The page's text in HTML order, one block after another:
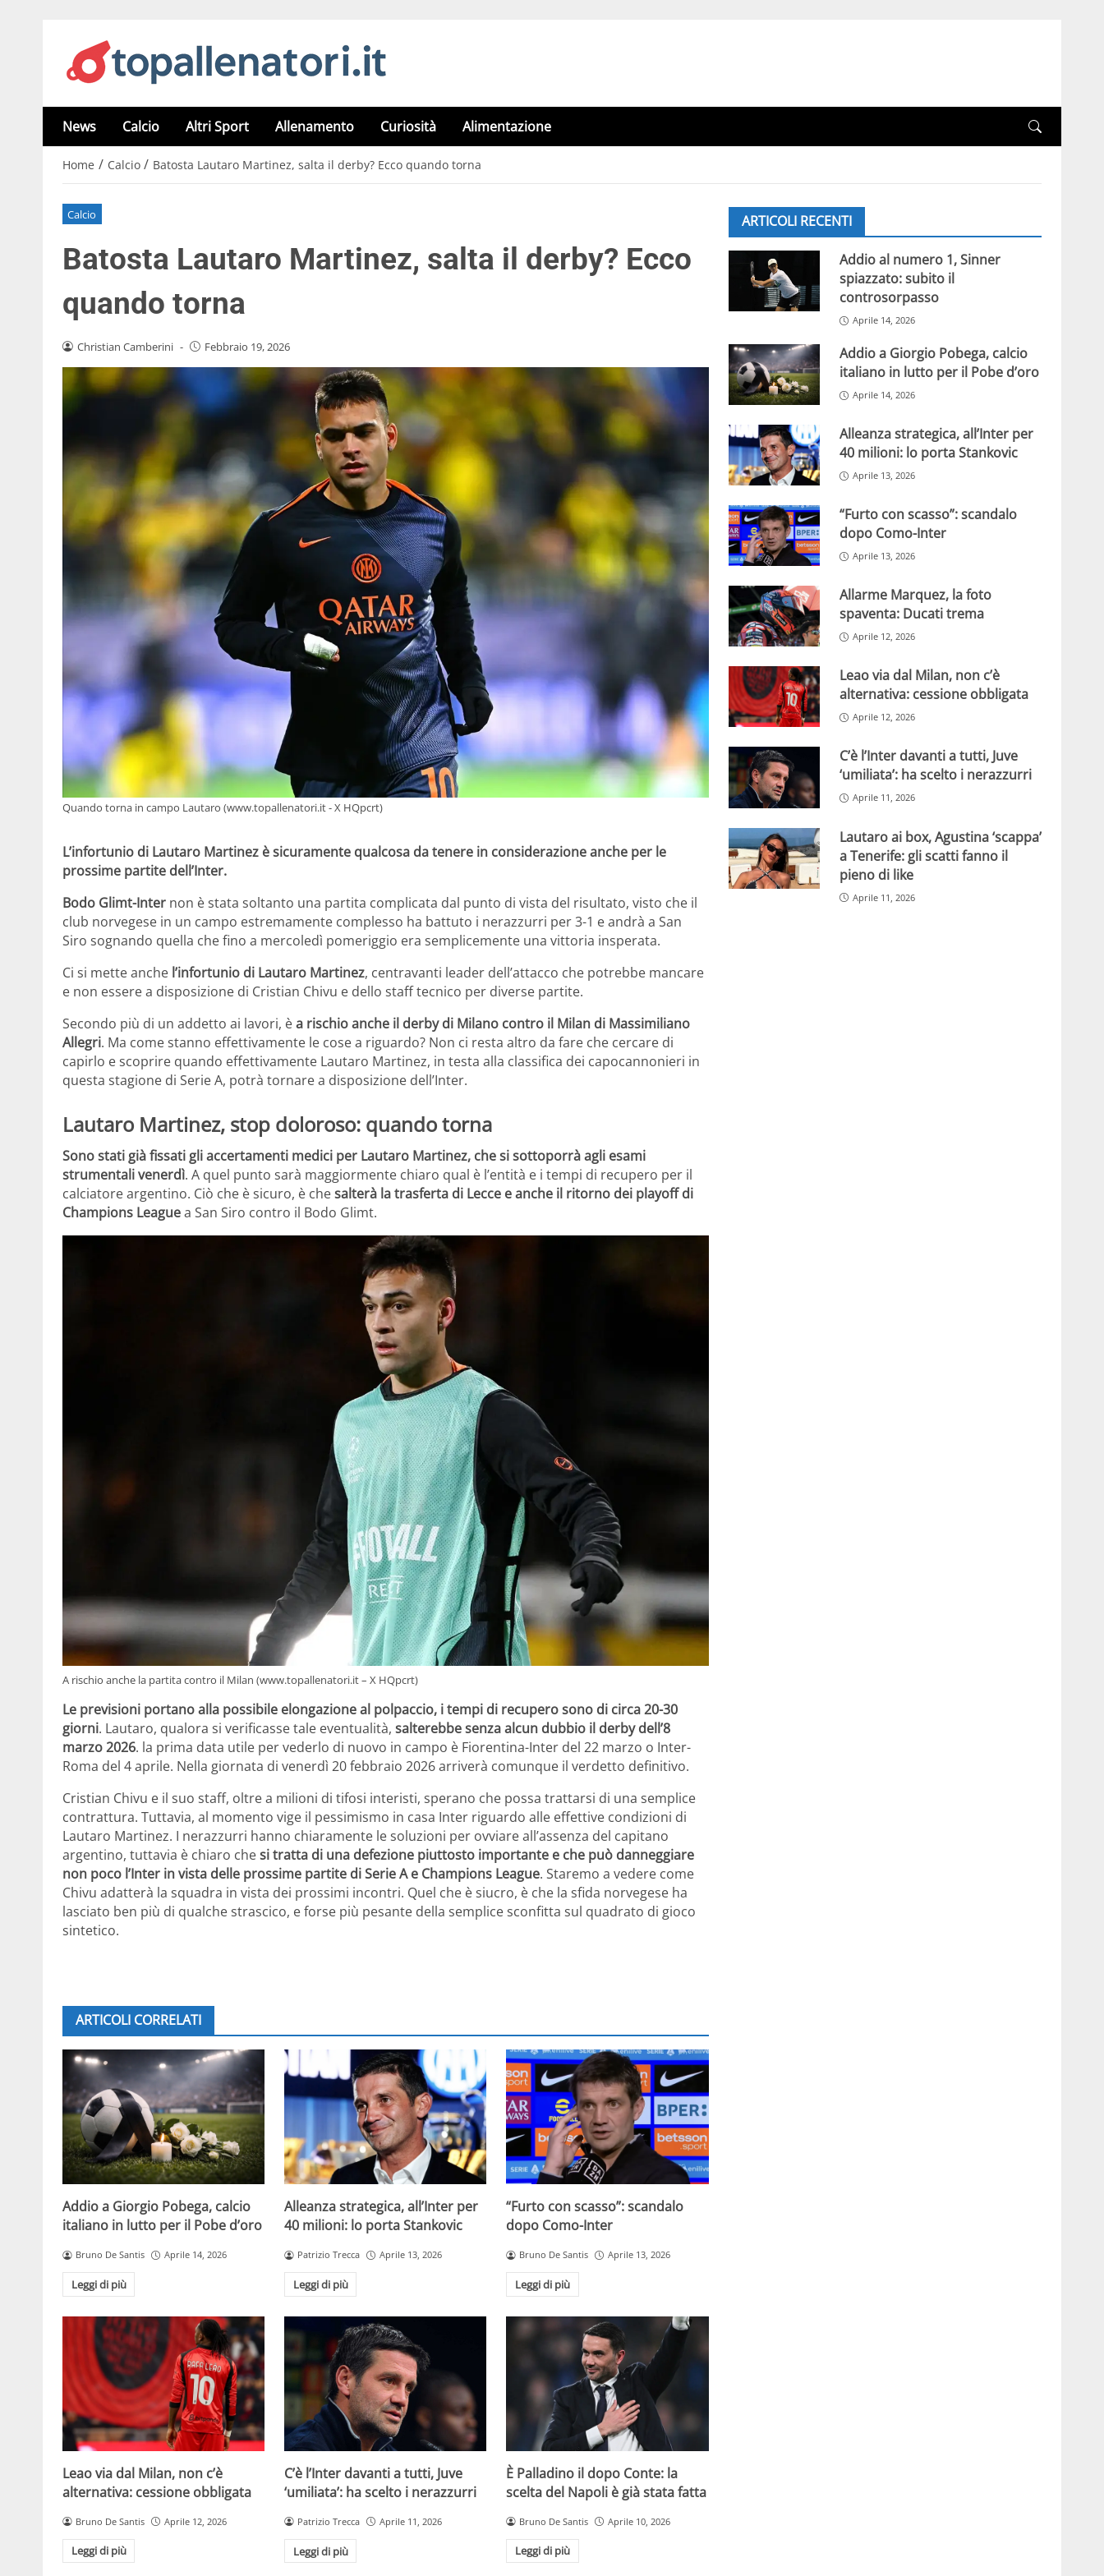
News Calcio Altri Sport Allenamento Curiosità Alimentazione
Home / Calcio / Batosta Lautaro Martinez, salta il derby? Ecco quando torna
Calcio
Batosta Lautaro Martinez, salta il derby? Ecco
quando torna
Christian Camberini - Febbraio 19, 2026
Quando torna in campo Lautaro (www.topallenatori.it - X HQpcrt)
L’infortunio di Lautaro Martinez è sicuramente qualcosa da tenere in considerazione anche per le
prossime partite dell’Inter.
Bodo Glimt-Inter non è stata soltanto una partita complicata dal punto di vista del risultato, visto che il
club norvegese in un campo estremamente complesso ha battuto i nerazzurri per 3-1 e andrà a San
Siro sognando quella che fino a mercoledì pomeriggio era semplicemente una vittoria insperata.
Ci si mette anche l’infortunio di Lautaro Martinez, centravanti leader dell’attacco che potrebbe mancare
e non essere a disposizione di Cristian Chivu e dello staff tecnico per diverse partite.
Secondo più di un addetto ai lavori, èa rischio anche il derby di Milano contro il Milan di Massimiliano
Allegri. Ma come stanno effettivamente le cose a riguardo? Non ci resta altro da fare che cercare di
capirlo e scoprire quando effettivamente Lautaro Martinez, in testa alla classifica dei capocannonieri in
questa stagione di Serie A, potrà tornare a disposizione dell’Inter.
Lautaro Martinez, stop doloroso: quando torna
Sono stati già fissati gli accertamenti medici per Lautaro Martinez, che si sottoporrà agli esami
strumentali venerdì. A quel punto sarà maggiormente chiaro qual è l’entità e i tempi di recupero per il
calciatore argentino. Ciò che è sicuro, è chesalterà la trasferta di Lecce e anche il ritorno dei playoff di
Champions Leaguea San Siro contro il Bodo Glimt.
A rischio anche la partita contro il Milan (www.topallenatori.it – X HQpcrt)
Le previsioni portano alla possibile elongazione al polpaccio, i tempi di recupero sono di circa 20-30
giorni. Lautaro, qualora si verificasse tale eventualità, salterebbe senza alcun dubbio il derby dell’8
marzo 2026. la prima data utile per vederlo di nuovo in campo è Fiorentina-Inter del 22 marzo o Inter-
Roma del 4 aprile. Nella giornata di venerdì 20 febbraio 2026 arriverà comunque il verdetto definitivo.
Cristian Chivu e il suo staff, oltre a milioni di tifosi interisti, sperano che possa trattarsi di una semplice
contrattura. Tuttavia, al momento vige il pessimismo in casa Inter riguardo alle effettive condizioni di
Lautaro Martinez. I nerazzurri hanno chiaramente le soluzioni per ovviare all’assenza del capitano
argentino, tuttavia è chiaro chesi tratta di una defezione piuttosto importante e che può danneggiare
non poco l’Inter in vista delle prossime partite di Serie A e Champions League. Staremo a vedere come
Chivu adatterà la squadra in vista dei prossimi incontri. Quel che è siucro, è che la sfida norvegese ha
lasciato ben più di qualche strascico, e forse più pesante della semplice sconfitta sul quadrato di gioco
sintetico.
ARTICOLI CORRELATI
Addio a Giorgio Pobega, calcio
italiano in lutto per il Pobe d’oro
Bruno De Santis Aprile 14, 2026
Leggi di più
Alleanza strategica, all’Inter per
40 milioni: lo porta Stankovic
Patrizio Trecca Aprile 13, 2026
Leggi di più
“Furto con scasso”: scandalo
dopo Como-Inter
Bruno De Santis Aprile 13, 2026
Leggi di più
Leao via dal Milan, non c’è
alternativa: cessione obbligata
Bruno De Santis Aprile 12, 2026
Leggi di più
C’è l’Inter davanti a tutti, Juve
‘umiliata’: ha scelto i nerazzurri
Patrizio Trecca Aprile 11, 2026
Leggi di più
È Palladino il dopo Conte: la
scelta del Napoli è già stata fatta
Bruno De Santis Aprile 10, 2026
Leggi di più
ARTICOLI RECENTI
Addio al numero 1, Sinner
spiazzato: subito il
controsorpasso
Aprile 14, 2026
Addio a Giorgio Pobega, calcio
italiano in lutto per il Pobe d’oro
Aprile 14, 2026
Alleanza strategica, all’Inter per
40 milioni: lo porta Stankovic
Aprile 13, 2026
“Furto con scasso”: scandalo
dopo Como-Inter
Aprile 13, 2026
Allarme Marquez, la foto
spaventa: Ducati trema
Aprile 12, 2026
Leao via dal Milan, non c’è
alternativa: cessione obbligata
Aprile 12, 2026
C’è l’Inter davanti a tutti, Juve
‘umiliata’: ha scelto i nerazzurri
Aprile 11, 2026
Lautaro ai box, Agustina ‘scappa’
a Tenerife: gli scatti fanno il
pieno di like
Aprile 11, 2026